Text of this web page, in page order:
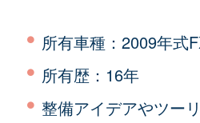
所有車種：2009年式
所有歴：16年
整備アイデアやツー